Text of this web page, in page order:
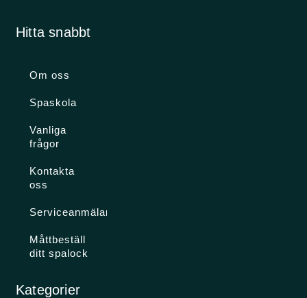
Hitta snabbt
Om oss
Spaskola
Vanliga
frågor
Kontakta
oss
Serviceanmälan
Måttbeställ
ditt spalock
Kategorier